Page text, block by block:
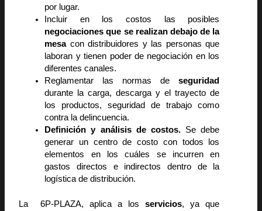
por lugar.
Incluir en los costos las posibles
negociaciones que se realizan debajo de la
mesacon distribuidores y las personas que
laboran y tienen poder de negociación en los
diferentes canales.
Reglamentar las normas deseguridad
durante la carga, descarga y el trayecto de
los productos, seguridad de trabajo como
contra la delincuencia.
Definición y análisis de costos.Se debe
generar un centro de costo con todos los
elementos en los cuáles se incurren en
gastos directos e indirectos dentro de la
logística de distribución.
La 6P-PLAZA, aplica a losservicios, ya que